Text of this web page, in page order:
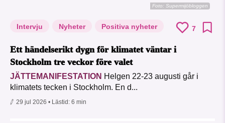
Foto: Supermijöbloggen
Intervju Nyheter Positiva nyheter 7
Ett händelserikt dygn för klimatet väntar i
Stockholm tre veckor före valet
JÄTTEMANIFESTATION Helgen 22-23 augusti går i
klimatets tecken i Stockholm. En d...
29 jul 2026 • Lästid: 6 min